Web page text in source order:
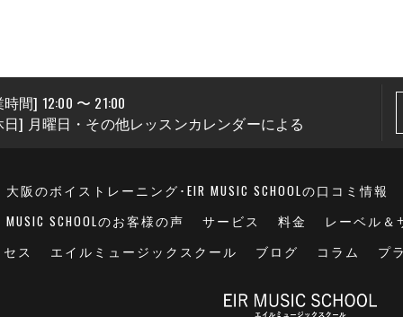
間] 12:00 〜 21:00
日] 月曜日・その他レッスンカレンダーによる
大阪のボイストレーニング･EIR MUSIC SCHOOLの口コミ情報
SCHOOLのお客様の声
サービス 料金 レーベル＆
ス
エイルミュージックスクール ブログ コラム プ